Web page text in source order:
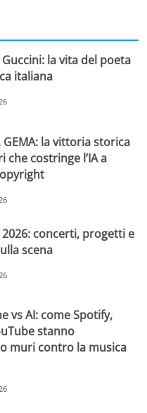
la vita del poeta
italiana
GEMA: la vittoria storica
che costringe l’IA a
concerti, progetti e
scena
vs AI: come Spotify,
stanno
muri contro la musica